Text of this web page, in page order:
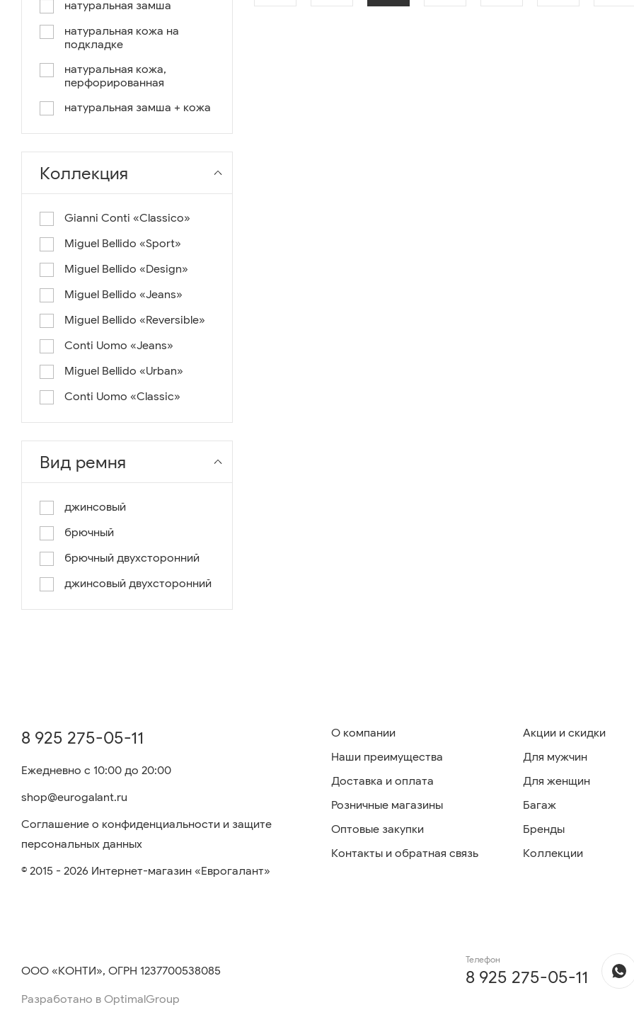
оранж, зеленый, голубой
синий/черный
оранж, зеленый, желтый
натуральная замша
натуральная кожа на
подкладке
натуральная кожа,
перфорированная
натуральная замша + кожа
Коллекция
Gianni Conti «Classico»
Miguel Bellido «Sport»
Miguel Bellido «Design»
Miguel Bellido «Jeans»
Miguel Bellido «Reversible»
Conti Uomo «Jeans»
Miguel Bellido «Urban»
Conti Uomo «Classic»
Вид ремня
джинсовый
брючный
брючный двухсторонний
джинсовый двухсторонний
8 925 275-05-11
Ежедневно с 10:00 до 20:00
shop@eurogalant.ru
Соглашение о конфиденциальности и защите
персональных данных
© 2015 - 2026 Интернет-магазин «Еврогалант»
О компании
Наши преимущества
Доставка и оплата
Розничные магазины
Оптовые закупки
Контакты и обратная связь
Акции и скидки
Для мужчин
Для женщин
Багаж
Бренды
Коллекции
ООО «КОНТИ», ОГРН 1237700538085
Телефон
8 925 275-05-11
Разработано в OptimalGroup